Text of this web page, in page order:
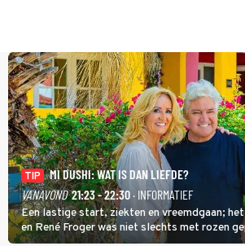
TIP
MI DUSHI: WAT IS DAN LIEFDE?
VANAVOND 21:23 - 22:30 · INFORMATIEF
Een lastige start, ziekten en vreemdgaan;
en René Froger was niet slechts met rozen
Wat Is Dan Liefde? neemt Wilfred Genee het